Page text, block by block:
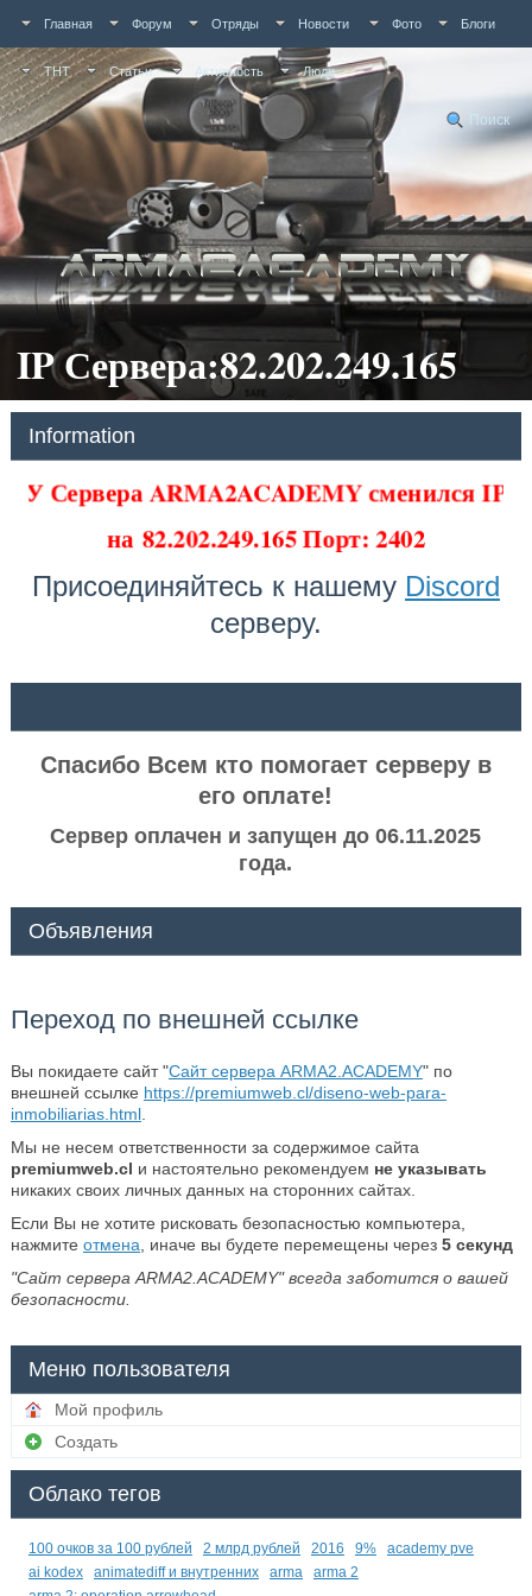
Главная Форум Отряды Новости Фото Блоги
ТНТ Статьи Активность Люди
Поиск
IP Сервера:82.202.249.165
Information
У Сервера ARMA2ACADEMY сменился IP
на 82.202.249.165 Порт: 2402
Присоединяйтесь к нашему Discord
серверу.
Спасибо Всем кто помогает серверу в
его оплате!
Сервер оплачен и запущен до 06.11.2025
года.
Объявления
Переход по внешней ссылке
Вы покидаете сайт "Сайт сервера ARMA2.ACADEMY" по
внешней ссылке https://premiumweb.cl/diseno-web-para-
inmobiliarias.html.
Мы не несем ответственности за содержимое сайта
premiumweb.cl и настоятельно рекомендуем не указывать
никаких своих личных данных на сторонних сайтах.
Если Вы не хотите рисковать безопасностью компьютера,
нажмите отмена , иначе вы будете перемещены через 5секунд
"Сайт сервера ARMA2.ACADEMY" всегда заботится о вашей
безопасности.
Меню пользователя
Мой профиль
Создать
Облако тегов
100 очков за 100 рублей 2 млрд рублей 2016 9%
academy pve
ai kodex
animatediff и внутренних arma
arma 2